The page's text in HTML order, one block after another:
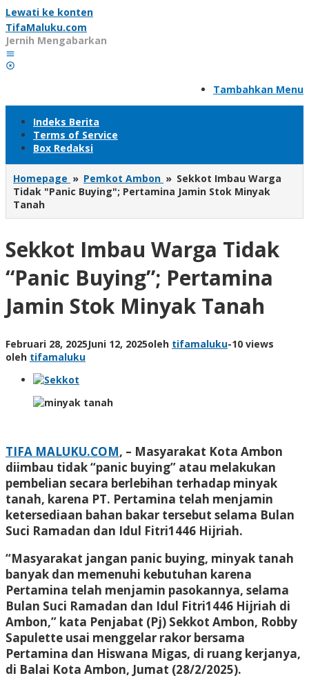
Lewati ke konten
TifaMaluku.com
Jernih Mengabarkan
Tambahkan Menu
Indeks Berita
Terms of Service
Box Redaksi
Homepage » Pemkot Ambon » Sekkot Imbau Warga
Tidak "Panic Buying"; Pertamina Jamin Stok Minyak
Tanah
Sekkot Imbau Warga Tidak
“Panic Buying”; Pertamina
Jamin Stok Minyak Tanah
Februari 28, 2025Juni 12, 2025oleh tifamaluku-10 views
oleh tifamaluku
TIFA MALUKU.COM, – Masyarakat Kota Ambon
diimbau tidak “panic buying” atau melakukan
pembelian secara berlebihan terhadap minyak
tanah, karena PT. Pertamina telah menjamin
ketersediaan bahan bakar tersebut selama Bulan
Suci Ramadan dan Idul Fitri1446 Hijriah.
“Masyarakat jangan panic buying, minyak tanah
banyak dan memenuhi kebutuhan karena
Pertamina telah menjamin pasokannya, selama
Bulan Suci Ramadan dan Idul Fitri1446 Hijriah di
Ambon,” kata Penjabat (Pj) Sekkot Ambon, Robby
Sapulette usai menggelar rakor bersama
Pertamina dan Hiswana Migas, di ruang kerjanya,
di Balai Kota Ambon, Jumat (28/2/2025).